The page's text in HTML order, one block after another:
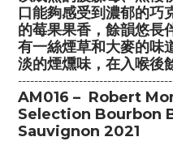
口能夠感受到濃郁的巧
的莓果果香，餘韻悠長
有一絲煙草和大麥的味
淡的煙燻味，在入喉後
AM016 – Robert
Selection Bourbon
Sauvignon 2021